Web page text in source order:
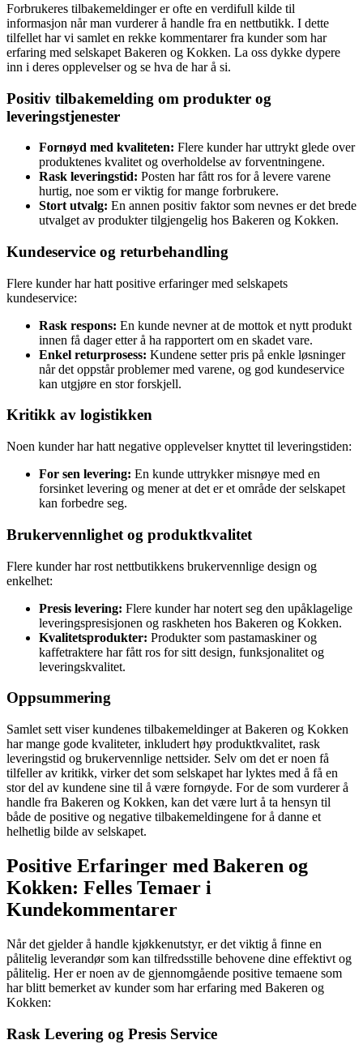
Forbrukeres tilbakemeldinger er ofte en verdifull kilde til
informasjon når man vurderer å handle fra en nettbutikk. I dette
tilfellet har vi samlet en rekke kommentarer fra kunder som har
erfaring med selskapet Bakeren og Kokken. La oss dykke dypere
inn i deres opplevelser og se hva de har å si.
Positiv tilbakemelding om produkter og
leveringstjenester
Fornøyd med kvaliteten: Flere kunder har uttrykt glede over
produktenes kvalitet og overholdelse av forventningene.
Rask leveringstid: Posten har fått ros for å levere varene
hurtig, noe som er viktig for mange forbrukere.
Stort utvalg: En annen positiv faktor som nevnes er det brede
utvalget av produkter tilgjengelig hos Bakeren og Kokken.
Kundeservice og returbehandling
Flere kunder har hatt positive erfaringer med selskapets
kundeservice:
Rask respons: En kunde nevner at de mottok et nytt produkt
innen få dager etter å ha rapportert om en skadet vare.
Enkel returprosess: Kundene setter pris på enkle løsninger
når det oppstår problemer med varene, og god kundeservice
kan utgjøre en stor forskjell.
Kritikk av logistikken
Noen kunder har hatt negative opplevelser knyttet til leveringstiden:
For sen levering: En kunde uttrykker misnøye med en
forsinket levering og mener at det er et område der selskapet
kan forbedre seg.
Brukervennlighet og produktkvalitet
Flere kunder har rost nettbutikkens brukervennlige design og
enkelhet:
Presis levering: Flere kunder har notert seg den upåklagelige
leveringspresisjonen og raskheten hos Bakeren og Kokken.
Kvalitetsprodukter: Produkter som pastamaskiner og
kaffetraktere har fått ros for sitt design, funksjonalitet og
leveringskvalitet.
Oppsummering
Samlet sett viser kundenes tilbakemeldinger at Bakeren og Kokken
har mange gode kvaliteter, inkludert høy produktkvalitet, rask
leveringstid og brukervennlige nettsider. Selv om det er noen få
tilfeller av kritikk, virker det som selskapet har lyktes med å få en
stor del av kundene sine til å være fornøyde. For de som vurderer å
handle fra Bakeren og Kokken, kan det være lurt å ta hensyn til
både de positive og negative tilbakemeldingene for å danne et
helhetlig bilde av selskapet.
Positive Erfaringer med Bakeren og
Kokken: Felles Temaer i
Kundekommentarer
Når det gjelder å handle kjøkkenutstyr, er det viktig å finne en
pålitelig leverandør som kan tilfredsstille behovene dine effektivt og
pålitelig. Her er noen av de gjennomgående positive temaene som
har blitt bemerket av kunder som har erfaring med Bakeren og
Kokken:
Rask Levering og Presis Service